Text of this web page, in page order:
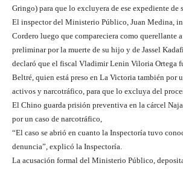
Gringo) para que lo excluyera de ese expediente de
El inspector del Ministerio Público, Juan Medina,
Cordero luego que compareciera como querellante
preliminar por la muerte de su hijo y de Jassel
declaró que el fiscal Vladimir Lenin Viloria Ortega
Beltré, quien está preso en La Victoria también por
activos y narcotráfico, para que lo excluya del
El Chino guarda prisión preventiva en la cárcel
por un caso de narcotráfico,
“El caso se abrió en cuanto la Inspectoría tuvo
denuncia”, explicó la Inspectoría.
La acusación formal del Ministerio Público,